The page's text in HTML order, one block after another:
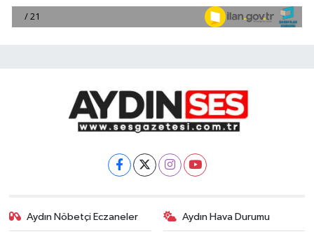
Aydın Nöbetçi Eczaneler Aydın Hava Durumu